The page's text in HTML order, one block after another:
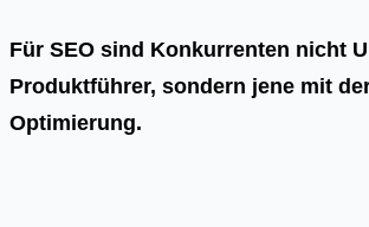
Für SEO sind Konkurrenten nicht
Produktführer, sondern jene mit
Optimierung.